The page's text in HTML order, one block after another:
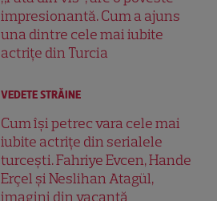
impresionantă. Cum a ajuns
una dintre cele mai iubite
actrițe din Turcia
VEDETE STRĂINE
Cum își petrec vara cele mai
iubite actrițe din serialele
turcești. Fahriye Evcen, Hande
Erçel și Neslihan Atagül,
imagini din vacanță